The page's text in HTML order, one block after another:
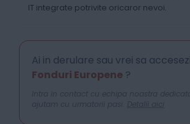
IT integrate potrivite oricaror nevoi.
Ai in derulare sau vrei sa
Fonduri Europene?
Intra in contact cu echipa noastra
ajutam cu urmatorii pasi. Detalii aici